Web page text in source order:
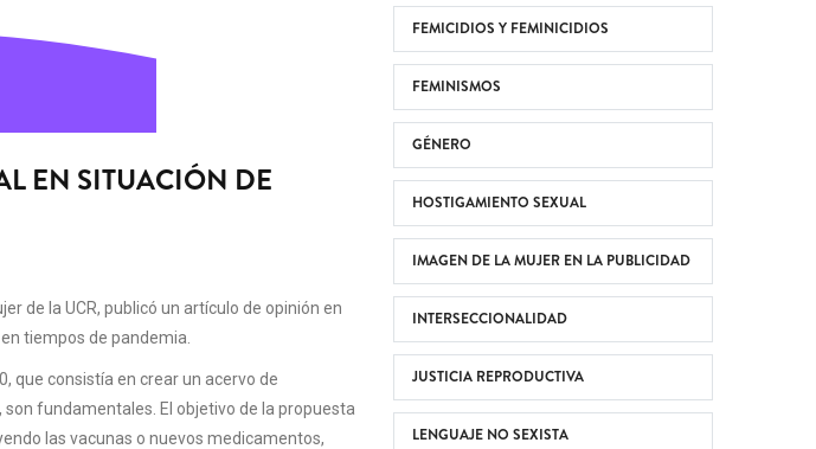
EN SITUACIÓN DE
de la UCR, publicó un artículo de opinión en
tiempos de pandemia.
que consistía en crear un acervo de
fundamentales. El objetivo de la propuesta
las vacunas o nuevos medicamentos,
FEMICIDIOS Y FEMINICIDIOS
FEMINISMOS
GÉNERO
HOSTIGAMIENTO SEXUAL
IMAGEN DE LA MUJER EN LA PUBLICIDAD
INTERSECCIONALIDAD
JUSTICIA REPRODUCTIVA
LENGUAJE NO SEXISTA